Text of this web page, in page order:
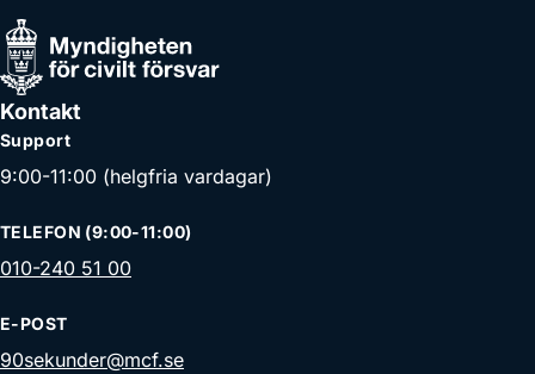
Kontakt
Support
9:00-11:00 (helgfria vardagar)
TELEFON (9:00-11:00)
010-240 51 00
E-POST
90sekunder@mcf.se